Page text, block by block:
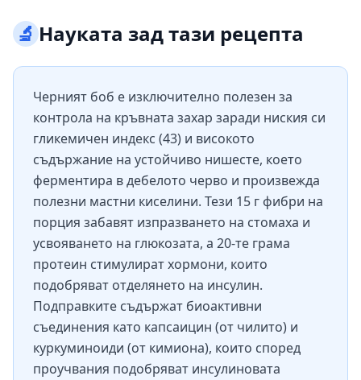
🔬Науката зад тази рецепта
Черният боб е изключително полезен за
контрола на кръвната захар заради ниския си
гликемичен индекс (43) и високото
съдържание на устойчиво нишесте, което
ферментира в дебелото черво и произвежда
полезни мастни киселини. Тези 15 г фибри на
порция забавят изпразването на стомаха и
усвояването на глюкозата, а 20-те грама
протеин стимулират хормони, които
подобряват отделянето на инсулин.
Подправките съдържат биоактивни
съединения като капсаицин (от чилито) и
куркуминоиди (от кимиона), които според
проучвания подобряват инсулиновата